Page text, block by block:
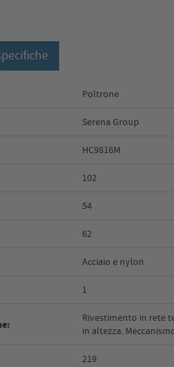
Poltrone
Serena Group
HC9816M
102
54
62
Acciaio e nylon
1
Rivestimento in rete
in altezza.
219